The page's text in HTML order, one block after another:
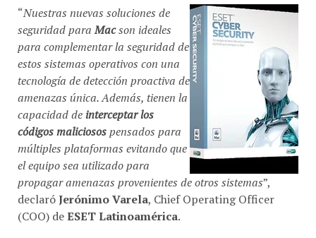
“Nuestras nuevas soluciones de
seguridad para Macson ideales
para complementar la seguridad de
estos sistemas operativos con una
tecnología de detección proactiva de
amenazas única. Además, tienen la
capacidad de interceptar los
códigos maliciosos pensados para
múltiples plataformas evitando que
el equipo sea utilizado para
propagar amenazas provenientes de otros sistemas”,
declaró Jerónimo Varela , Chief Operating Officer
(COO) deESET Latinoamérica